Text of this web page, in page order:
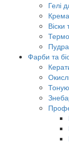
Гелі
Фарби та